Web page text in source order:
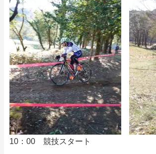
10：00 競技スタート